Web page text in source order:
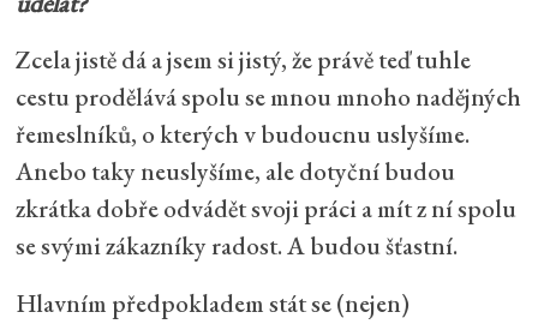
Zcela jistě dá a jsem si jistý, že právě teď tuhle
cestu prodělává spolu se mnou mnoho nadějných
řemeslníků, o kterých v budoucnu uslyšíme.
Anebo taky neuslyšíme, ale dotyční budou
zkrátka dobře odvádět svoji práci a mít z ní spolu
se svými zákazníky radost. A budou šťastní.
Hlavním předpokladem stát se (nejen)